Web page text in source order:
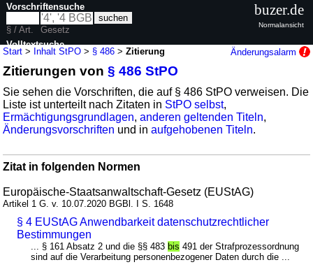
Start > Inhalt StPO > § 486 >Zitierung Änderungsalarm
Zitierungen von§ 486 StPO
Sie sehen die Vorschriften, die auf § 486 StPO verweisen. Die
Liste ist unterteilt nach Zitaten in StPO selbst,
Ermächtigungsgrundlagen,anderen geltenden Titeln,
Änderungsvorschriften und inaufgehobenen Titeln.
Zitat in folgenden Normen
Europäische-Staatsanwaltschaft-Gesetz (EUStAG)
Artikel 1 G. v. 10.07.2020 BGBl. I S. 1648
§ 4 EUStAG Anwendbarkeit datenschutzrechtlicher
Bestimmungen
... § 161 Absatz 2 und die §§ 483bis 491 der Strafprozessordnung
sind auf die Verarbeitung personenbezogener Daten durch die ...
Vorschriftensuche
§ / Art.
Gesetz
Volltextsuche
nur in StPO
buzer.de
Normalansicht